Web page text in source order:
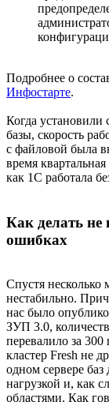
Подробнее о
Инфостарте.
Когда
базы, скорость
с файловой была
время
как 1С работала
Как делать не
ошибках
Спустя несколько
нестабильно.
нас было
ЗУП 3.0,
перевалило за
кластер Fresh не
одном сервере
нагрузкой и, как
областями. Как